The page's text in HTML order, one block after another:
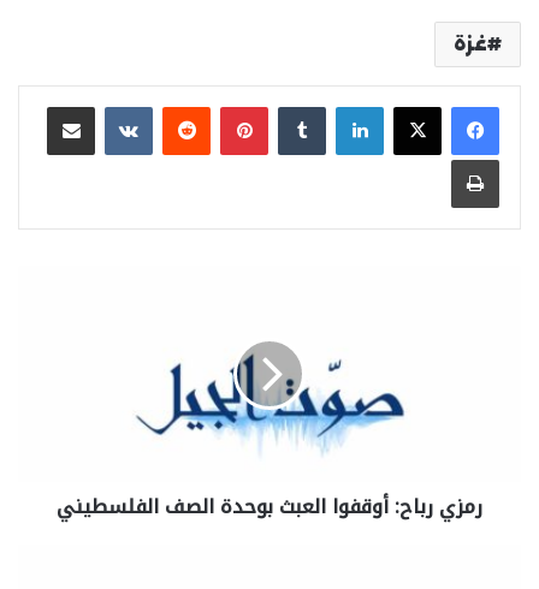
غزة
لينكدإن بينتيريست مشاركة عبر البريد
طباعة
رمزي رباح: أوقفوا العبث بوحدة الصف الفلسطيني